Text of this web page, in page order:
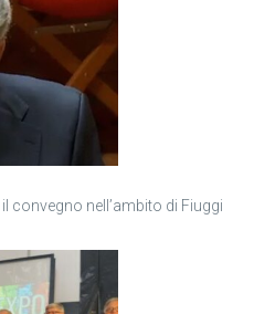
convegno nell’ambito di Fiuggi